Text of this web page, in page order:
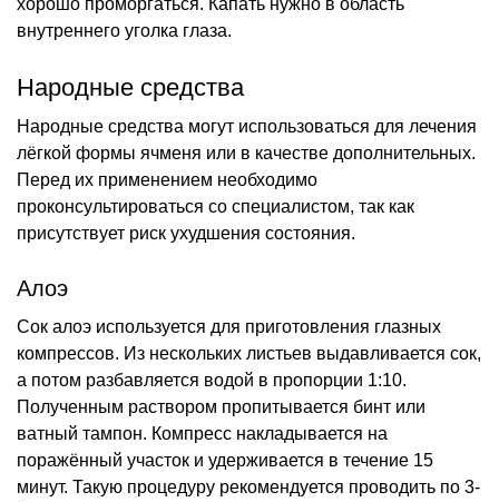
внутреннего уголка глаза.
Народные средства
Народные средства могут использоваться для лечения
лёгкой формы ячменя или в качестве дополнительных.
Перед их применением необходимо
проконсультироваться со специалистом, так как
присутствует риск ухудшения состояния.
Алоэ
Сок алоэ используется для приготовления глазных
компрессов. Из нескольких листьев выдавливается сок,
а потом разбавляется водой в пропорции 1:10.
Полученным раствором пропитывается бинт или
ватный тампон. Компресс накладывается на
поражённый участок и удерживается в течение 15
минут. Такую процедуру рекомендуется проводить по 3-